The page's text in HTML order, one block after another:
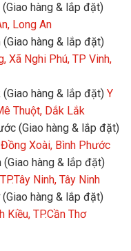
(Giao hàng & lắp đặt)
Long An
(Giao hàng & lắp đặt)
Xã Nghi Phú, TP Vinh,
hàng & lắp đặt) Y
Thuột, Dắk Lắk
(Giao hàng & lắp đặt)
Xoài, Bình Phước
(Giao hàng & lắp đặt)
Ninh, Tây Ninh
(Giao hàng & lắp đặt)
TP.Cần Thơ